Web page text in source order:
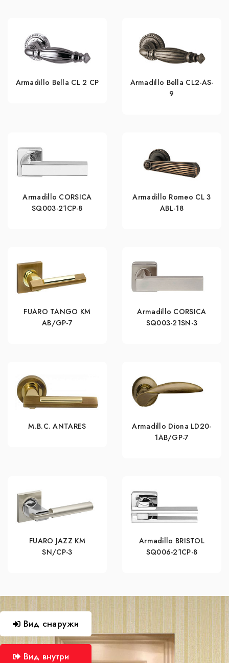
Armadillo Bella CL 2 СP
Armadillo Bella CL2-AS-
9
Armadillo CORSICA
SQ003-21CP-8
Armadillo Romeo CL 3
ABL-18
FUARO TANGO KM
AB/GP-7
Armadillo CORSICA
SQ003-21SN-3
M.B.C. ANTARES
Armadillo Diona LD20-
1AB/GP-7
FUARO JAZZ KM
SN/CP-3
Armadillo BRISTOL
SQ006-21CP-8
Вид снаружи
Вид внутри